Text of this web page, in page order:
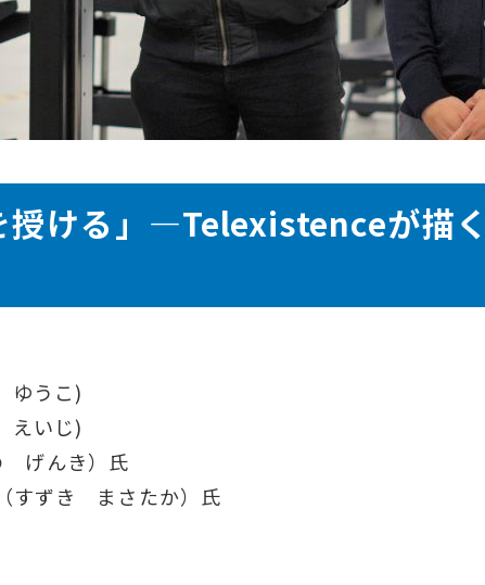
授ける」―Telexistenceが描
ゆうこ)
えいじ)
げんき）氏
すずき まさたか）氏